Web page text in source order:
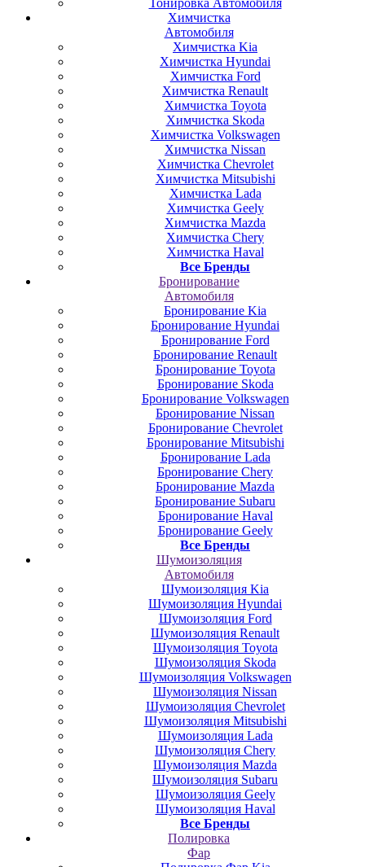
Тонировка Автомобиля
Химчистка
Автомобиля
Химчистка Kia
Химчистка Hyundai
Химчистка Ford
Химчистка Renault
Химчистка Toyota
Химчистка Skoda
Химчистка Volkswagen
Химчистка Nissan
Химчистка Chevrolet
Химчистка Mitsubishi
Химчистка Lada
Химчистка Geely
Химчистка Mazda
Химчистка Chery
Химчистка Haval
Все Бренды
Бронирование
Автомобиля
Бронирование Kia
Бронирование Hyundai
Бронирование Ford
Бронирование Renault
Бронирование Toyota
Бронирование Skoda
Бронирование Volkswagen
Бронирование Nissan
Бронирование Chevrolet
Бронирование Mitsubishi
Бронирование Lada
Бронирование Chery
Бронирование Mazda
Бронирование Subaru
Бронирование Haval
Бронирование Geely
Все Бренды
Шумоизоляция
Автомобиля
Шумоизоляция Kia
Шумоизоляция Hyundai
Шумоизоляция Ford
Шумоизоляция Renault
Шумоизоляция Toyota
Шумоизоляция Skoda
Шумоизоляция Volkswagen
Шумоизоляция Nissan
Шумоизоляция Chevrolet
Шумоизоляция Mitsubishi
Шумоизоляция Lada
Шумоизоляция Chery
Шумоизоляция Mazda
Шумоизоляция Subaru
Шумоизоляция Geely
Шумоизоляция Haval
Все Бренды
Полировка
Фар